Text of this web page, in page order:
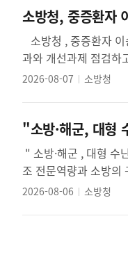
소방청, 중증환자
2026-08-07 소방청
"소방·해군, 대형
2026-08-06 소방청